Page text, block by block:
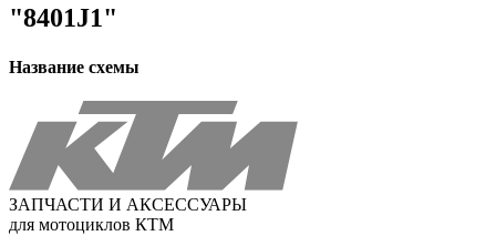
"8401J1"
Название схемы
ЗАПЧАСТИ И АКСЕССУАРЫ
для мотоциклов КТМ